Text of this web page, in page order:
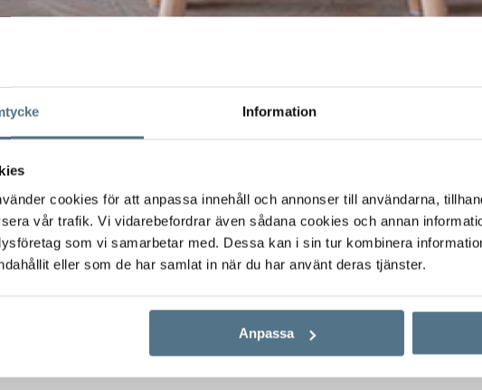
Information
cookies för att anpassa innehåll och annonser till användarna,
vår trafik. Vi vidarebefordrar även sådana cookies och annan
som vi samarbetar med. Dessa kan i sin tur kombinera
eller som de har samlat in när du har använt deras tjänster.
Anpassa
Framgångsrik bostadsaffär i en förändrad